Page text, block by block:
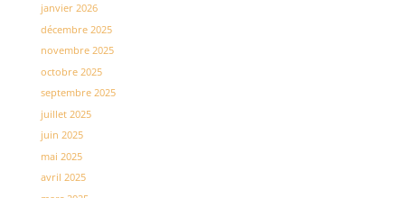
janvier 2026
décembre 2025
novembre 2025
octobre 2025
septembre 2025
juillet 2025
juin 2025
mai 2025
avril 2025